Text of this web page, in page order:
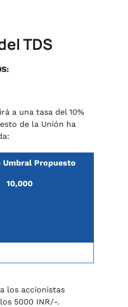
TDS
a una tasa del 10%
de la Unión ha
Umbral Propuesto
10,000
los accionistas
5000 INR/-.